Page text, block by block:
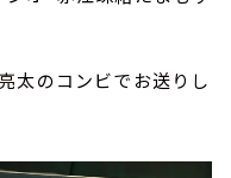
亮太のコンビでお送りし